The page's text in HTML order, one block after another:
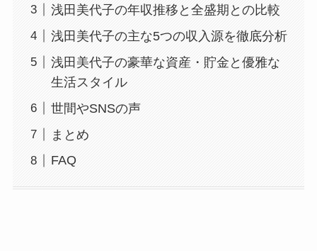
浅田美代子の年収推移と全盛期との比較
浅田美代子の主な5つの収入源を徹底分析
浅田美代子の豪華な資産・貯金と優雅な
生活スタイル
世間やSNSの声
まとめ
FAQ